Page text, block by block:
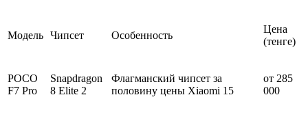
Модель Чипсет Особенность
Цена
(тенге)
POCO
F7 Pro
Snapdragon
8 Elite 2
Флагманский чипсет за
половину цены Xiaomi 15
от 285
000